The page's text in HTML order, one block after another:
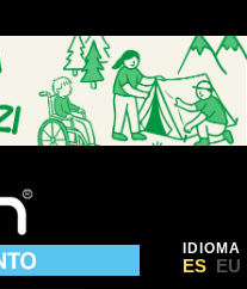
IDIOMA
ES EU